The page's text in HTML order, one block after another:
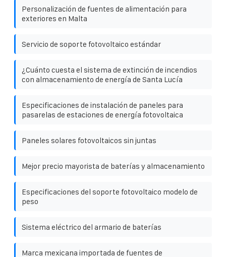
Personalización de fuentes de alimentación para
exteriores en Malta
Servicio de soporte fotovoltaico estándar
¿Cuánto cuesta el sistema de extinción de incendios
con almacenamiento de energía de Santa Lucía
Especificaciones de instalación de paneles para
pasarelas de estaciones de energía fotovoltaica
Paneles solares fotovoltaicos sin juntas
Mejor precio mayorista de baterías y almacenamiento
Especificaciones del soporte fotovoltaico modelo de
peso
Sistema eléctrico del armario de baterías
Marca mexicana importada de fuentes de